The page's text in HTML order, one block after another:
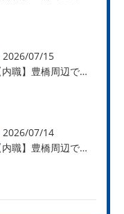
2026/07/15
【内職】豊橋周辺で内職のお仕事を探している方募集中！【急な学級閉鎖も安心】
2026/07/14
【内職】豊橋周辺で内職のお仕事を探している方募集中！【内職さまのお声②】